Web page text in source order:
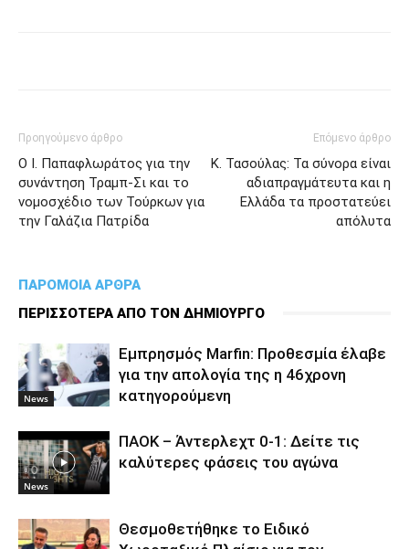
Προηγούμενο άρθρο
O Ι. Παπαφλωράτος για την
συνάντηση Τραμπ-Σι και το
νομοσχέδιο των Τούρκων για
την Γαλάζια Πατρίδα
Επόμενο άρθρο
Κ. Τασούλας: Τα σύνορα είναι
αδιαπραγμάτευτα και η
Ελλάδα τα προστατεύει
απόλυτα
ΠΑΡΟΜΟΙΑ ΑΡΘΡΑ
ΠΕΡΙΣΣΟΤΕΡΑ ΑΠΟ ΤΟΝ ΔΗΜΙΟΥΡΓΟ
News
Εμπρησμός Marfin: Προθεσμία έλαβε
για την απολογία της η 46χρονη
κατηγορούμενη
News
ΠΑΟΚ – Άντερλεχτ 0-1: Δείτε τις
καλύτερες φάσεις του αγώνα
Θεσμοθετήθηκε το Ειδικό